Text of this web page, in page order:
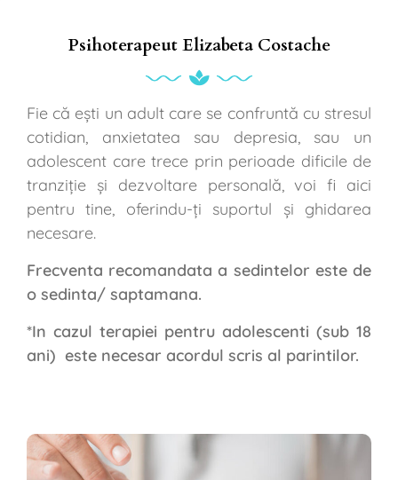
Psihoterapeut Elizabeta Costache
Fie că ești un adult care se confruntă cu stresul
cotidian, anxietatea sau depresia, sau un
adolescent care trece prin perioade dificile de
tranziție și dezvoltare personală, voi fi aici
pentru tine, oferindu-ți suportul și ghidarea
necesare.
Frecventa recomandata a sedintelor este de
o sedinta/ saptamana.
*In cazul terapiei pentru adolescenti (sub 18
ani) este necesar acordul scris al parintilor.